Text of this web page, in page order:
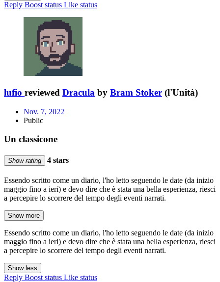
Reply Boost status Like status
lufio reviewed Dracula by Bram Stoker (l'Unità)
Nov. 7, 2022
Public
Un classicone
Show rating 4 stars
Essendo scritto come un diario, l'ho letto seguendo le date (da inizio
maggio fino a ieri) e devo dire che è stata una bella esperienza, riesci
a percepire lo scorrere del tempo degli eventi narrati.
Show more
Essendo scritto come un diario, l'ho letto seguendo le date (da inizio
maggio fino a ieri) e devo dire che è stata una bella esperienza, riesci
a percepire lo scorrere del tempo degli eventi narrati.
Show less
Reply Boost status Like status